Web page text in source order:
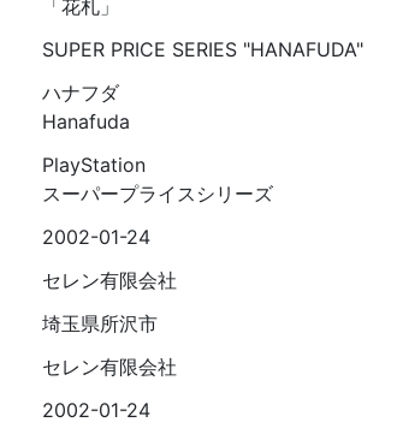
「花札」
SUPER PRICE SERIES "HANAFUDA"
ハナフダ
Hanafuda
PlayStation
スーパープライスシリーズ
2002-01-24
セレン有限会社
埼玉県所沢市
セレン有限会社
2002-01-24